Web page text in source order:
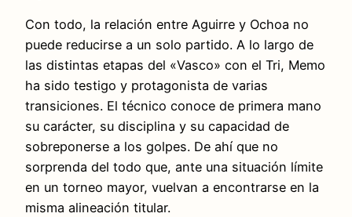
Con todo, la relación entre Aguirre y Ochoa no
puede reducirse a un solo partido. A lo largo de
las distintas etapas del «Vasco» con el Tri, Memo
ha sido testigo y protagonista de varias
transiciones. El técnico conoce de primera mano
su carácter, su disciplina y su capacidad de
sobreponerse a los golpes. De ahí que no
sorprenda del todo que, ante una situación límite
en un torneo mayor, vuelvan a encontrarse en la
misma alineación titular.